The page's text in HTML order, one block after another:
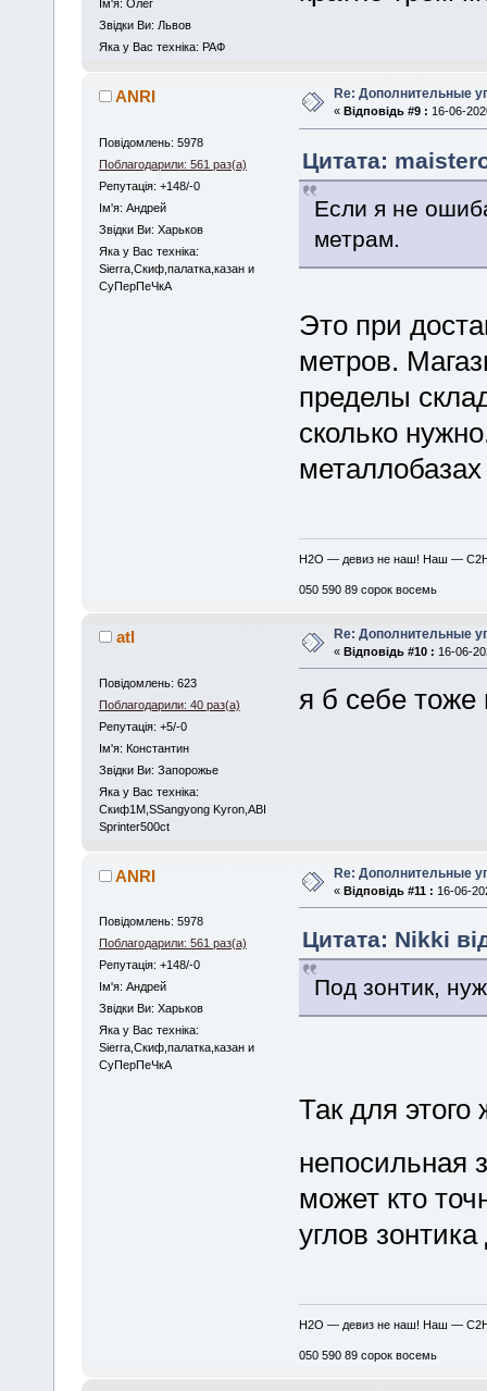
Iм'я: Олег
Звідки Ви: Львов
Яка у Вас техніка: РАФ
ANRI
Повідомлень: 5978
Поблагодарили: 561 раз(а)
Репутація: +148/-0
Iм'я: Андрей
Звідки Ви: Харьков
Яка у Вас техніка:
Sierra,Скиф,палатка,казан и
СуПерПеЧкА
Re: Дополнительные
« Відповідь #9 : 16-06-
Цитата:
Если я не
метрам.
Это при
метров.
пределы
сколько
металлобазах
H2O — девиз не наш! Наш —
050 590 89 сорок восемь
atl
Повідомлень: 623
Поблагодарили: 40 раз(а)
Репутація: +5/-0
Iм'я: Константин
Звідки Ви: Запорожье
Яка у Вас техніка:
Скиф1М,SSangyong Kyron,ABI
Sprinter500ct
Re: Дополнительные
« Відповідь #10 : 16-06-
я б себе тоже
ANRI
Повідомлень: 5978
Поблагодарили: 561 раз(а)
Репутація: +148/-0
Iм'я: Андрей
Звідки Ви: Харьков
Яка у Вас техніка:
Sierra,Скиф,палатка,казан и
СуПерПеЧкА
Re: Дополнительные
« Відповідь #11 : 16-06-
Цитата: Nikki
Под зонтик,
Так для этого
непосильная
может кто
углов
H2O — девиз не наш! Наш —
050 590 89 сорок восемь